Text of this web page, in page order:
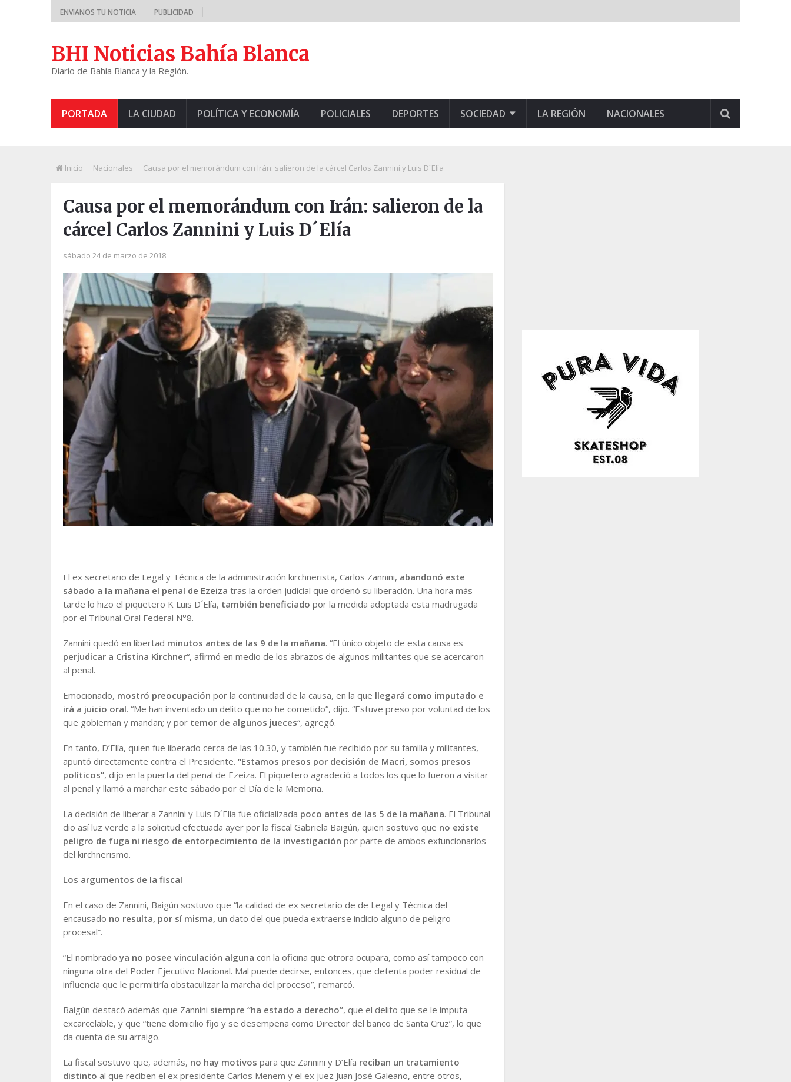
ENVIANOS TU NOTICIA PUBLICIDAD
BHI Noticias Bahía Blanca
Diario de Bahía Blanca y la Región.
PORTADA LA CIUDAD POLÍTICA Y ECONOMÍA POLICIALES DEPORTES SOCIEDAD LA REGIÓN NACIONALES
Inicio Nacionales Causa por el memorándum con Irán: salieron de la cárcel Carlos Zannini y Luis D´Elía
Causa por el memorándum con Irán: salieron de la
cárcel Carlos Zannini y Luis D´Elía
sábado 24 de marzo de 2018
El ex secretario de Legal y Técnica de la administración kirchnerista, Carlos Zannini, abandonó este
sábado a la mañana el penal de Ezeiza tras la orden judicial que ordenó su liberación. Una hora más
tarde lo hizo el piquetero K Luis D´Elía, también beneficiado por la medida adoptada esta madrugada
por el Tribunal Oral Federal N°8.
Zannini quedó en libertad minutos antes de las 9 de la mañana. “El único objeto de esta causa es
perjudicar a Cristina Kirchner“, afirmó en medio de los abrazos de algunos militantes que se acercaron
al penal.
Emocionado, mostró preocupación por la continuidad de la causa, en la que llegará como imputado e
irá a juicio oral. “Me han inventado un delito que no he cometido”, dijo. “Estuve preso por voluntad de los
que gobiernan y mandan; y por temor de algunos jueces“, agregó.
En tanto, D’Elía, quien fue liberado cerca de las 10.30, y también fue recibido por su familia y militantes,
apuntó directamente contra el Presidente. “Estamos presos por decisión de Macri, somos presos
políticos”, dijo en la puerta del penal de Ezeiza. El piquetero agradeció a todos los que lo fueron a visitar
al penal y llamó a marchar este sábado por el Día de la Memoria.
La decisión de liberar a Zannini y Luis D´Elía fue oficializada poco antes de las 5 de la mañana. El Tribunal
dio así luz verde a la solicitud efectuada ayer por la fiscal Gabriela Baigún, quien sostuvo que no existe
peligro de fuga ni riesgo de entorpecimiento de la investigación por parte de ambos exfuncionarios
del kirchnerismo.
Los argumentos de la fiscal
En el caso de Zannini, Baigún sostuvo que “la calidad de ex secretario de de Legal y Técnica del
encausado no resulta, por sí misma, un dato del que pueda extraerse indicio alguno de peligro
procesal”.
“El nombrado ya no posee vinculación alguna con la oficina que otrora ocupara, como así tampoco con
ninguna otra del Poder Ejecutivo Nacional. Mal puede decirse, entonces, que detenta poder residual de
influencia que le permitiría obstaculizar la marcha del proceso”, remarcó.
Baigún destacó además que Zannini siempre “ha estado a derecho”, que el delito que se le imputa
excarcelable, y que “tiene domicilio fijo y se desempeña como Director del banco de Santa Cruz”, lo que
da cuenta de su arraigo.
La fiscal sostuvo que, además, no hay motivos para que Zannini y D’Elía reciban un tratamiento
distinto al que reciben el ex presidente Carlos Menem y el ex juez Juan José Galeano, entre otros,